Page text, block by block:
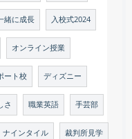
緒に成長 入校式2024
オンライン授業
ート校 ディズニー
さ 職業英語 手芸部
ナインタイル 裁判所見学